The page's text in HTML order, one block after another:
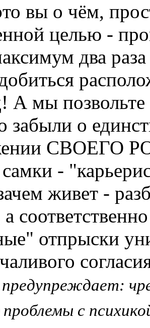
вы о чём,
целью -
два
А мы позвольте
забыли о
СВОЕГО
-
живет -
а
отпрыски
прeдупреждает:
с